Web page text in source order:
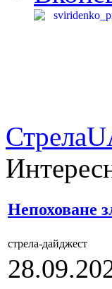
Непоховане
стрела-дайджест